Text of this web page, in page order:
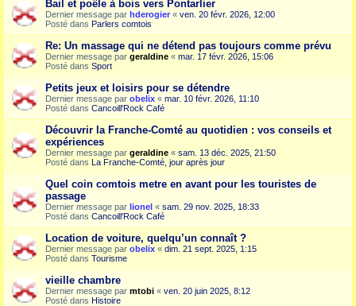
Bail et poêle à bois vers Pontarlier
Dernier message par hderogier « ven. 20 févr. 2026, 12:00
Posté dans Parlers comtois
Re: Un massage qui ne détend pas toujours comme prévu
Dernier message par geraldine « mar. 17 févr. 2026, 15:06
Posté dans Sport
Petits jeux et loisirs pour se détendre
Dernier message par obelix « mar. 10 févr. 2026, 11:10
Posté dans Cancoill'Rock Café
Découvrir la Franche-Comté au quotidien : vos conseils et
expériences
Dernier message par geraldine « sam. 13 déc. 2025, 21:50
Posté dans La Franche-Comté, jour après jour
Quel coin comtois metre en avant pour les touristes de
passage
Dernier message par lionel « sam. 29 nov. 2025, 18:33
Posté dans Cancoill'Rock Café
Location de voiture, quelqu’un connaît ?
Dernier message par obelix « dim. 21 sept. 2025, 1:15
Posté dans Tourisme
vieille chambre
Dernier message par mtobi « ven. 20 juin 2025, 8:12
Posté dans Histoire